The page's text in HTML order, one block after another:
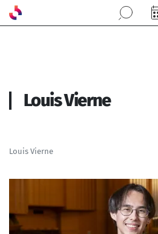
Aller au contenu principal
Louis Vierne
Louis Vierne